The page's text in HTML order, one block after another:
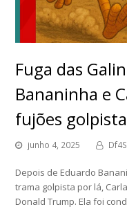
Fuga das
Bananinha e
fujões
junho 4, 2025
Depois de Eduardo
trama golpista por lá,
Donald Trump. Ela foi